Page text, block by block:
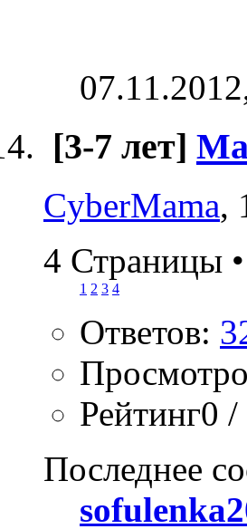
[3-7 лет]
CyberMama,
4 Страницы •
1 2 3 4
Ответов:
Рейтинг0 /
Последнее